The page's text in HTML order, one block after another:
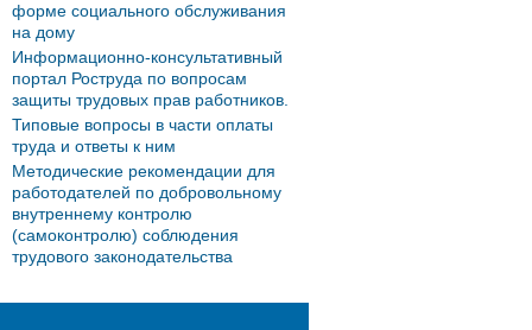
форме социального обслуживания
на дому
Информационно-консультативный
портал Роструда по вопросам
защиты трудовых прав работников.
Типовые вопросы в части оплаты
труда и ответы к ним
Методические рекомендации для
работодателей по добровольному
внутреннему контролю
(самоконтролю) соблюдения
трудового законодательства